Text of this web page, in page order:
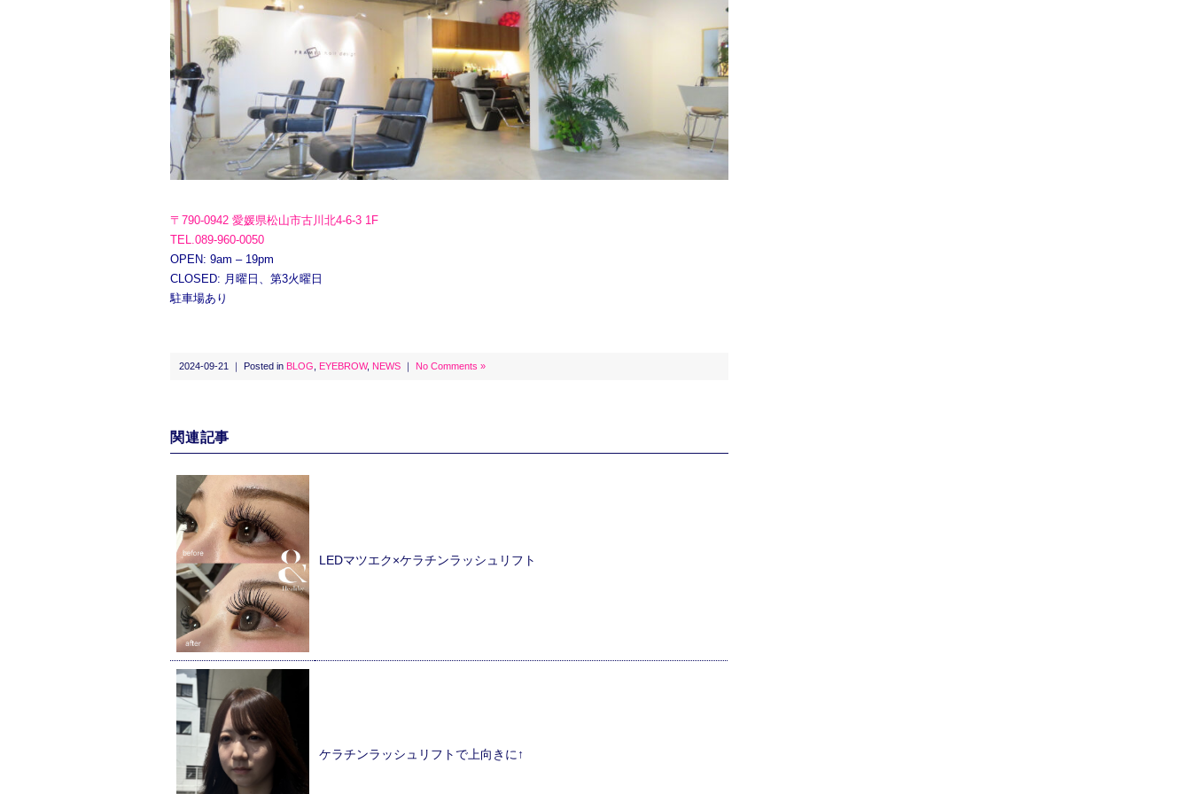
〒790-0942 愛媛県松山市古川北4-6-3 1F
TEL.089-960-0050
OPEN: 9am – 19pm
CLOSED: 月曜日、第3火曜日
駐車場あり
2024-09-21 ｜ Posted in BLOG EYEBROW, NEWS ｜ No Comments »
関連記事
LEDマツエク×ケラチンラッシュリフト
ケラチンラッシュリフトで上向きに↑